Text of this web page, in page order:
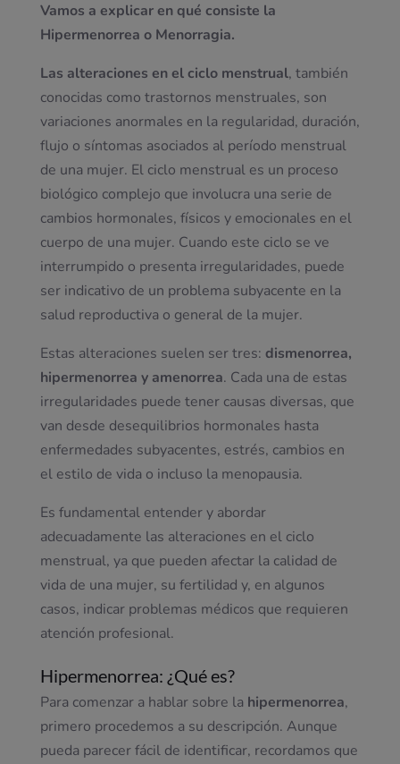
Vamos a explicar en qué consiste la
Hipermenorrea o Menorragia.
Las alteraciones en el ciclo menstrual, también
conocidas como trastornos menstruales, son
variaciones anormales en la regularidad, duración,
flujo o síntomas asociados al período menstrual
de una mujer. El ciclo menstrual es un proceso
biológico complejo que involucra una serie de
cambios hormonales, físicos y emocionales en el
cuerpo de una mujer. Cuando este ciclo se ve
interrumpido o presenta irregularidades, puede
ser indicativo de un problema subyacente en la
salud reproductiva o general de la mujer.
Estas alteraciones suelen ser tres: dismenorrea,
hipermenorrea y amenorrea. Cada una de estas
irregularidades puede tener causas diversas, que
van desde desequilibrios hormonales hasta
enfermedades subyacentes, estrés, cambios en
el estilo de vida o incluso la menopausia.
Es fundamental entender y abordar
adecuadamente las alteraciones en el ciclo
menstrual, ya que pueden afectar la calidad de
vida de una mujer, su fertilidad y, en algunos
casos, indicar problemas médicos que requieren
atención profesional.
Hipermenorrea: ¿Qué es?
Para comenzar a hablar sobre la hipermenorrea,
primero procedemos a su descripción. Aunque
pueda parecer fácil de identificar, recordamos que